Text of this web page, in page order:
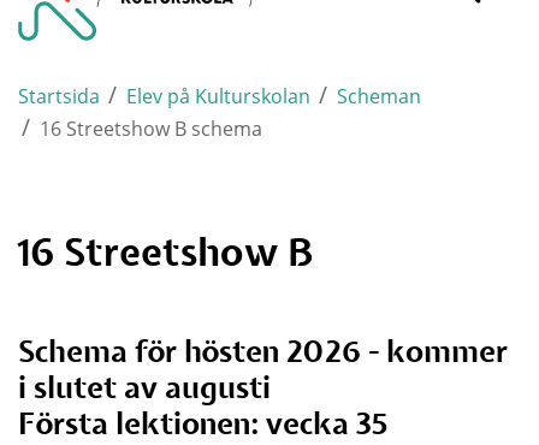
Startsida / Elev på Kulturskolan / Scheman
/ 16 Streetshow B schema
16 Streetshow B
Schema för hösten 2026 - kommer
i slutet av augusti
Första lektionen: vecka 35